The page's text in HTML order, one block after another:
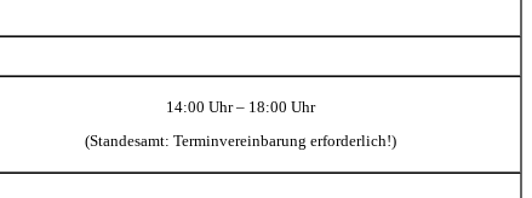
14:00 Uhr – 18:00 Uhr
(Standesamt: Terminvereinbarung erforderlich!)